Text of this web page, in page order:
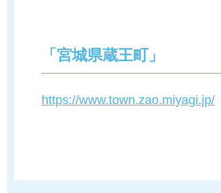
「宮城県蔵王町」
https://www.town.zao.miyagi.jp/